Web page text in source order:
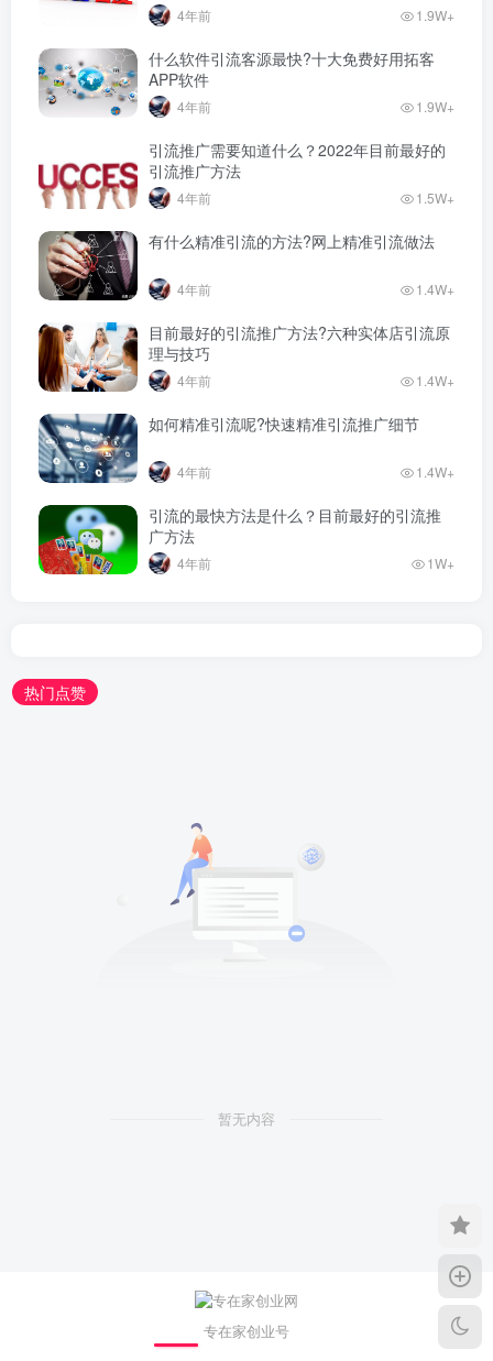
4年前 1.9W+
什么软件引流客源最快?十大免费好用拓客
APP软件
4年前 1.9W+
引流推广需要知道什么？2022年目前最好的
引流推广方法
4年前 1.5W+
有什么精准引流的方法?网上精准引流做法
4年前 1.4W+
目前最好的引流推广方法?六种实体店引流原
理与技巧
4年前 1.4W+
如何精准引流呢?快速精准引流推广细节
4年前 1.4W+
引流的最快方法是什么？目前最好的引流推
广方法
4年前 1W+
热门点赞
暂无内容
专在家创业号